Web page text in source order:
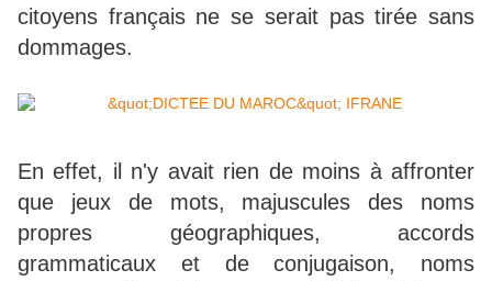
citoyens français ne se serait pas tirée sans
dommages.
En effet, il n'y avait rien de moins à affronter
que jeux de mots, majuscules des noms
propres géographiques, accords
grammaticaux et de conjugaison, noms